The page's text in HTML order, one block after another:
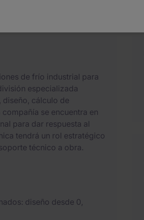
farmacéutico
Obra
de frío industrial para
especializada
cálculo de
se encuentra en
para dar respuesta al
tendrá un rol estratégico
técnico a obra.
diseño desde 0,